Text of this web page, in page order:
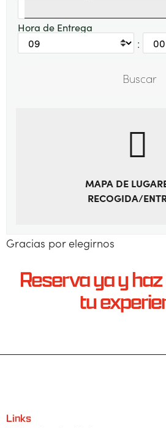
Hora de Entrega
:
MAPA DE
RECOGIDA/
Gracias por elegirnos
Reserva ya y
tu
Links